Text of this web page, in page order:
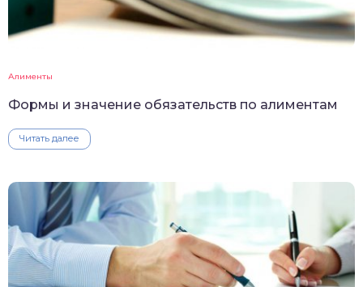
Алименты
Формы и значение обязательств по алиментам
Читать далее